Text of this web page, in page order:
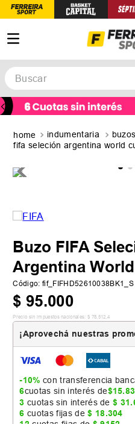
Buscar
indumentaria
fifa seleción argentina world
Buzo FIFA
Argentina
Código: fif_FIFHD52610038BK1_S
$ 95.000
Precio sin impuestos nacionales: $ 78.512 ,4
¡Aprovechá nuestras
-10% con transferencia
6cuotas sin interés de$15.
3 cuotas sin interés de$ 31.
6 cuotas fijas de$ 18.304
TÉRMINOS MÁS BUSCADOS
2.
basquet